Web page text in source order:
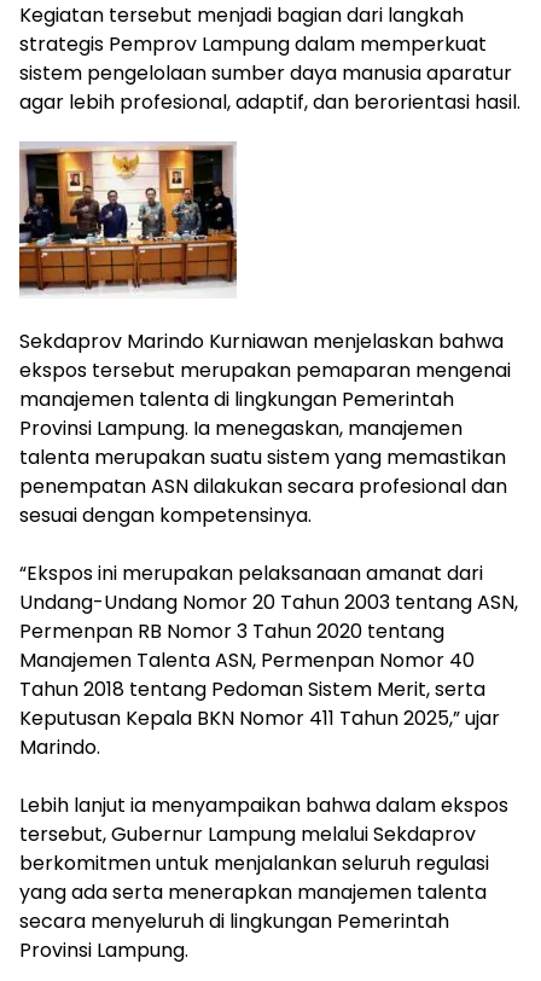
edukasi,
gaya
hidup,
hiburan,
bebas
dari
SARA,
narkoba
dan
berita
asusila
Media
dan
Online
Ampera
News
‎Kegiatan tersebut menjadi bagian dari langkah
strategis Pemprov Lampung dalam memperkuat
sistem pengelolaan sumber daya manusia aparatur
agar lebih profesional, adaptif, dan berorientasi hasil.
‎Sekdaprov Marindo Kurniawan menjelaskan bahwa
ekspos tersebut merupakan pemaparan mengenai
manajemen talenta di lingkungan Pemerintah
Provinsi Lampung. Ia menegaskan, manajemen
talenta merupakan suatu sistem yang memastikan
penempatan ASN dilakukan secara profesional dan
sesuai dengan kompetensinya.
‎“Ekspos ini merupakan pelaksanaan amanat dari
Undang-Undang Nomor 20 Tahun 2003 tentang ASN,
Permenpan RB Nomor 3 Tahun 2020 tentang
Manajemen Talenta ASN, Permenpan Nomor 40
Tahun 2018 tentang Pedoman Sistem Merit, serta
Keputusan Kepala BKN Nomor 411 Tahun 2025,” ujar
Marindo.
‎Lebih lanjut ia menyampaikan bahwa dalam ekspos
tersebut, Gubernur Lampung melalui Sekdaprov
berkomitmen untuk menjalankan seluruh regulasi
yang ada serta menerapkan manajemen talenta
secara menyeluruh di lingkungan Pemerintah
Provinsi Lampung.